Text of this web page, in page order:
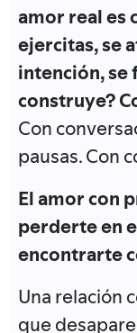
amor real es
ejercitas, se
intención, se
construye?
Con
pausas. Con
El amor con
perderte en
encontrarte
Una relación
que